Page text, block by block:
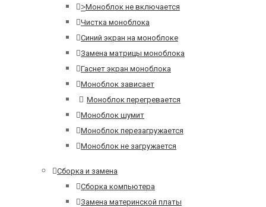
>Моноблок не включается
Чистка моноблока
Синий экран на моноблоке
Замена матрицы моноблока
Гаснет экран моноблока
Моноблок зависает
Моноблок перегревается
Моноблок шумит
Моноблок перезагружается
Моноблок не загружается
Сборка и замена
Сборка компьютера
Замена материнской платы